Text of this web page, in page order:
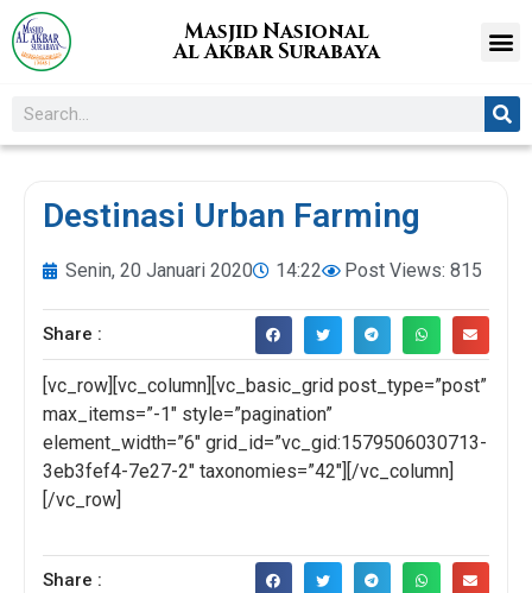
Masjid Nasional
Al Akbar Surabaya
Destinasi Urban Farming
Senin, 20 Januari 2020 14:22 Post Views: 815
Share :
[vc_row][vc_column][vc_basic_grid post_type=”post”
max_items=”-1″ style=”pagination”
element_width=”6″ grid_id=”vc_gid:1579506030713-
3eb3fef4-7e27-2″ taxonomies=”42″][/vc_column]
[/vc_row]
Share :